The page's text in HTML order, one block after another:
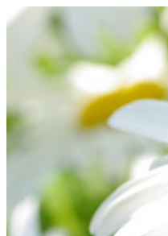
Перейти
содержимому